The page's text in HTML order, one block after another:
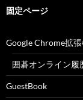
固定ページ
Google Chrome拡
囲碁オンライン履
GuestBook